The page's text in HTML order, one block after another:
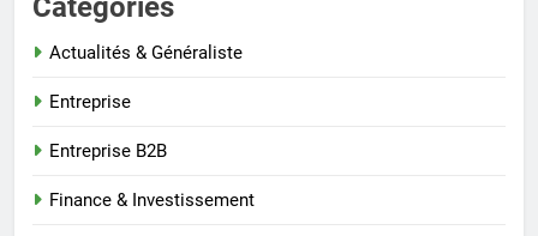
Categories
Actualités & Généraliste
Entreprise
Entreprise B2B
Finance & Investissement